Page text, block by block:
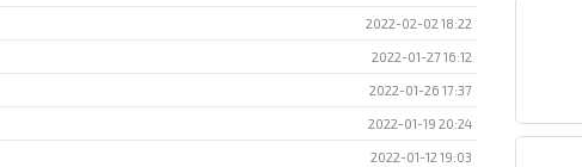
2022-02-02 18:22
2022-01-27 16:12
2022-01-26 17:37
2022-01-19 20:24
2022-01-12 19:03